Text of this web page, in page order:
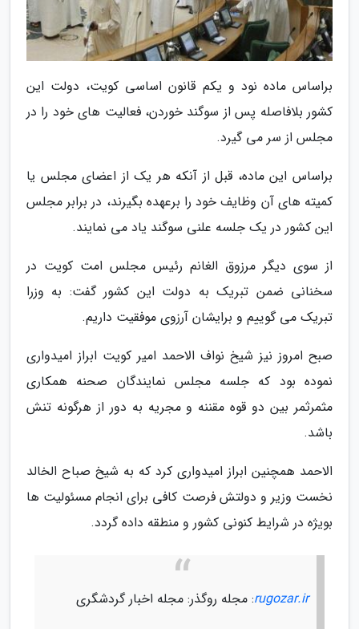
براساس ماده نود و یکم قانون اساسی کویت، دولت این
کشور بلافاصله پس از سوگند خوردن، فعالیت های خود را در
مجلس از سر می گیرد.
براساس این ماده، قبل از آنکه هر یک از اعضای مجلس یا
کمیته های آن وظایف خود را برعهده بگیرند، در برابر مجلس
این کشور در یک جلسه علنی سوگند یاد می نمایند.
از سوی دیگر مرزوق الغانم رئیس مجلس امت کویت در
سخنانی ضمن تبریک به دولت این کشور گفت: به وزرا
تبریک می گوییم و برایشان آرزوی موفقیت داریم.
صبح امروز نیز شیخ نواف الاحمد امیر کویت ابراز امیدواری
نموده بود که جلسه مجلس نمایندگان صحنه همکاری
مثمرثمر بین دو قوه مقننه و مجریه به دور از هرگونه تنش
باشد.
الاحمد همچنین ابراز امیدواری کرد که به شیخ صباح الخالد
نخست وزیر و دولتش فرصت کافی برای انجام مسئولیت ها
بویژه در شرایط کنونی کشور و منطقه داده گردد.
rugozar.ir: مجله روگذر: مجله اخبار گردشگری